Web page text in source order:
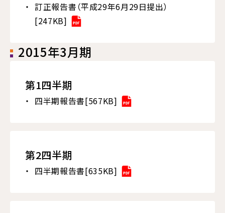
訂正報告書（平成29年6月29日提出）
[247KB]
2015年3月期
第1四半期
四半期報告書[567KB]
第2四半期
四半期報告書[635KB]